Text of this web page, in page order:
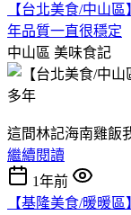
【台北美食/中山
年品質一直很穩定
中山區 美味食記
這間林記海南雞飯
繼續閱讀
1年前
【基隆美食/暖暖